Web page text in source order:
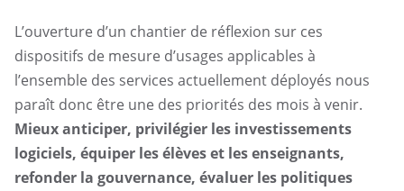
L’ouverture d’un chantier de réflexion sur ces
dispositifs de mesure d’usages applicables à
l’ensemble des services actuellement déployés nous
paraît donc être une des priorités des mois à venir.
Mieux anticiper, privilégier les investissements
logiciels, équiper les élèves et les enseignants,
refonder la gouvernance, évaluer les politiques